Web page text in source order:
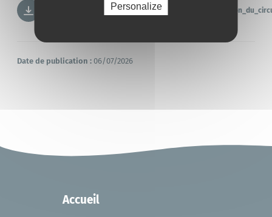
Date de publication : 06/07/2026
Accueil
Personalize